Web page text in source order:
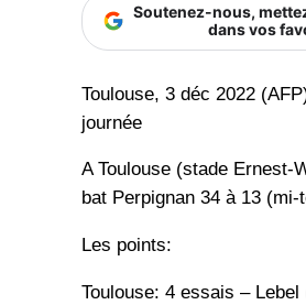
Soutenez-nous,
dans vos
Toulouse, 3 déc 2022
journée
A Toulouse (stade Ernest-
bat Perpignan 34 à 13 (mi-
Les points:
Toulouse: 4 essais –